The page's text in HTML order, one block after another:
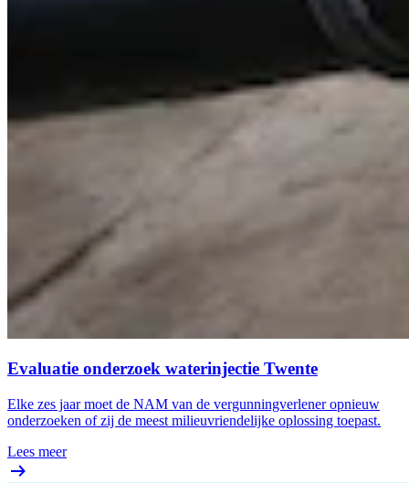
Evaluatie onderzoek waterinjectie Twente
Elke zes jaar moet de NAM van de vergunningverlener opnieuw
onderzoeken of zij de meest milieuvriendelijke oplossing toepast.
Lees meer